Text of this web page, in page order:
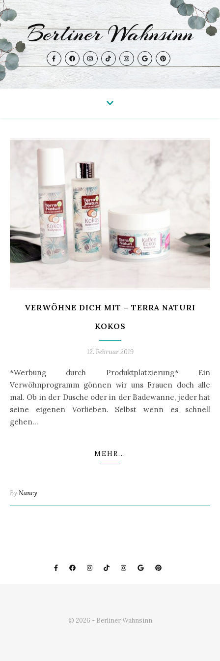
Berliner Wahnsinn
VERWÖHNE DICH MIT – TERRA NATURI
KOKOS
12. Februar 2019
*Werbung durch Produktplatzierung* Ein
Verwöhnprogramm gönnen wir uns Frauen doch alle
mal. Ob in der Dusche oder in der Badewanne, jeder hat
seine eigenen Vorlieben. Selbst wenn es schnell
gehen…
MEHR...
By Nancy
© 2026 - Berliner Wahnsinn